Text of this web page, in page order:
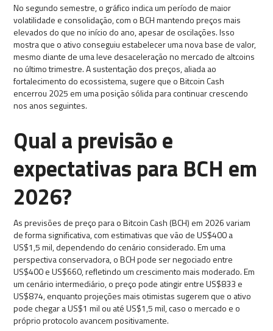
No segundo semestre, o gráfico indica um período de maior
volatilidade e consolidação, com o BCH mantendo preços mais
elevados do que no início do ano, apesar de oscilações. Isso
mostra que o ativo conseguiu estabelecer uma nova base de valor,
mesmo diante de uma leve desaceleração no mercado de altcoins
no último trimestre. A sustentação dos preços, aliada ao
fortalecimento do ecossistema, sugere que o Bitcoin Cash
encerrou 2025 em uma posição sólida para continuar crescendo
nos anos seguintes.
Qual a previsão e
expectativas para BCH em
2026?
As previsões de preço para o Bitcoin Cash (BCH) em 2026 variam
de forma significativa, com estimativas que vão de US$400 a
US$1,5 mil, dependendo do cenário considerado. Em uma
perspectiva conservadora, o BCH pode ser negociado entre
US$400 e US$660, refletindo um crescimento mais moderado. Em
um cenário intermediário, o preço pode atingir entre US$833 e
US$874, enquanto projeções mais otimistas sugerem que o ativo
pode chegar a US$1 mil ou até US$1,5 mil, caso o mercado e o
próprio protocolo avancem positivamente.